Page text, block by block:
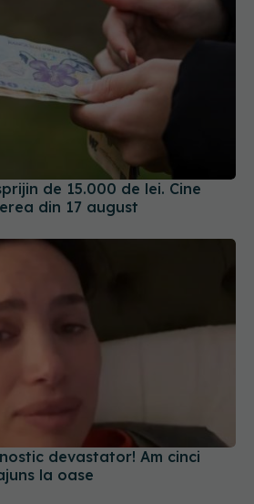
de 15.000 de lei. Cine
din 17 august
devastator! Am cinci
la oase